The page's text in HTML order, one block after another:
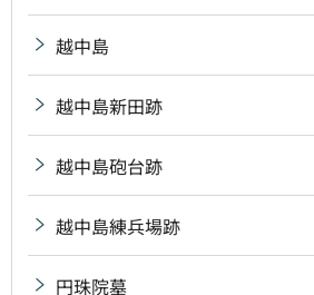
越中島
越中島新田跡
越中島砲台跡
越中島練兵場跡
円珠院墓